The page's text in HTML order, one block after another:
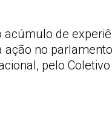
de
no
pelo